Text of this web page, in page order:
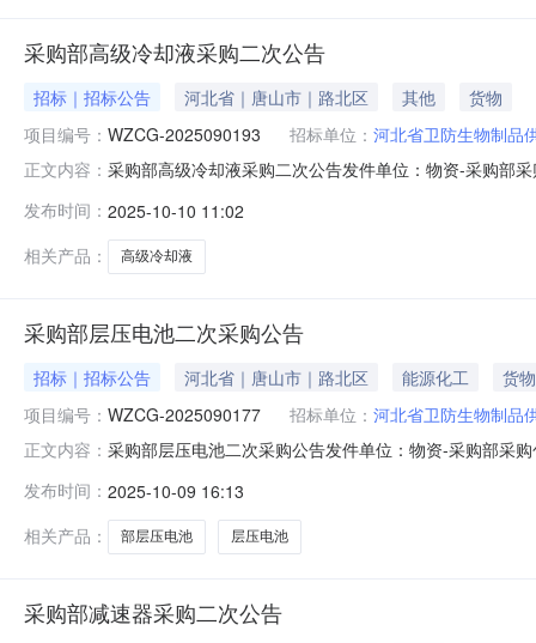
采购部高级冷却液采购二次公告
招标｜招标公告 河北省｜唐山市｜路北区 其他
货物
项目编号： WZCG-2025090193 招标单位： 河北省卫防生物制品
正文内容： 采购部高级冷却液采购二次公告发件单位：物资-采购部
后密封寄送至我单位（报价不一致时，以网上报价为准
发布时间： 2025-10-10 11:02
相关产品：
高级冷却液
采购部层压电池二次采购公告
招标｜招标公告 河北省｜唐山市｜路北区 能源化工
货物
项目编号： WZCG-2025090177 招标单位： 河北省卫防生物制品
正文内容： 采购部层压电池二次采购公告发件单位：物资-采购部采
须是一次性报价，不得涂改。1.报价方资格报价方须为开
发布时间： 2025-10-09 16:13
相关产品：
部层压电池 层压电池
采购部减速器采购二次公告